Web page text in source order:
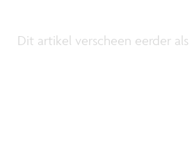
Dit artikel verscheen eerder